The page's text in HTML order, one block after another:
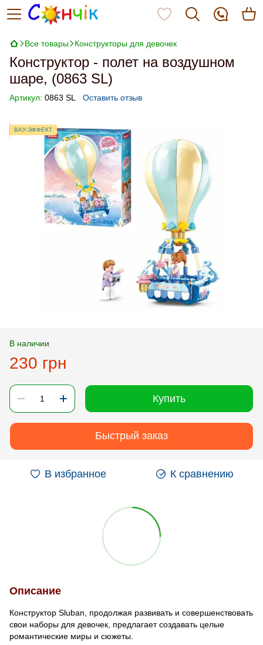
Все товары Конструкторы для девочек
Конструктор - полет на воздушном
шаре, (0863 SL)
Артикул: 0863 SL Оставить отзыв
ВАУ-ЭФФЕКТ
В наличии
230 грн
Купить
Быстрый заказ
В избранное К сравнению
Описание
Конструктор Sluban, продолжая развивать и совершенствовать
свои наборы для девочек, предлагает создавать целые
романтические миры и сюжеты.